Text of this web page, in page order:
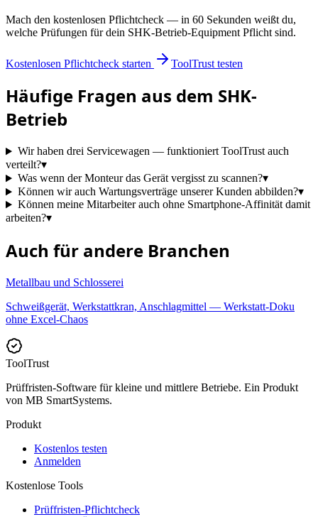
Mach den kostenlosen Pflichtcheck — in 60 Sekunden weißt du,
welche Prüfungen für dein SHK-Betrieb-Equipment Pflicht sind.
Kostenlosen Pflichtcheck starten ToolTrust testen
Häufige Fragen aus dem SHK-
Betrieb
Wir haben drei Servicewagen — funktioniert ToolTrust auch
verteilt?▾
Was wenn der Monteur das Gerät vergisst zu scannen?▾
Können wir auch Wartungsverträge unserer Kunden abbilden?▾
Können meine Mitarbeiter auch ohne Smartphone-Affinität damit
arbeiten?▾
Auch für andere Branchen
Metallbau und Schlosserei
Schweißgerät, Werkstattkran, Anschlagmittel — Werkstatt-Doku
ohne Excel-Chaos
ToolTrust
Prüffristen-Software für kleine und mittlere Betriebe. Ein Produkt
von MB SmartSystems.
Produkt
Kostenlos testen
Anmelden
Kostenlose Tools
Prüffristen-Pflichtcheck